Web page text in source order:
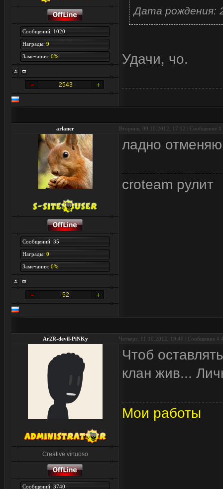
Сообщений: 1020
Награды: 9
Замечания: 0%
2543
Дата рождения:
Удачи, чо.
arlaner Вторник, 09.10.2012, 17:12 | Сообщение #
Сообщений: 35
Награды: 0
Замечания: 0%
52
ладно отменяю
croteam рулит
Ar2R-devil-PiNKy Четверг, 11.10.2012, 19:40 | Сообщение #
Creative virtuoso
Сообщений: 3740
Чтоб
клан жив...
Мои работы